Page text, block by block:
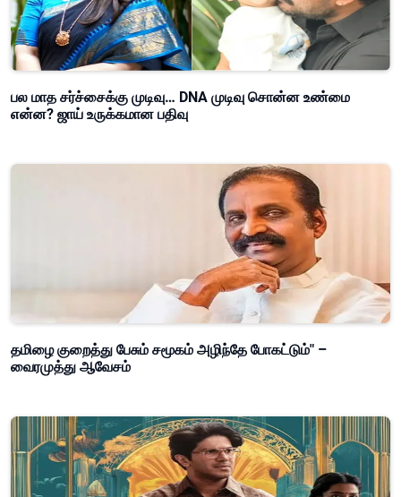
பல மாத சர்ச்சைக்கு முடிவு… DNA முடிவு சொன்ன உண்மை
என்ன? ஜாய் உருக்கமான பதிவு
தமிழை குறைத்து பேசும் சமூகம் அழிந்தே போகட்டும்" –
வைரமுத்து ஆவேசம்